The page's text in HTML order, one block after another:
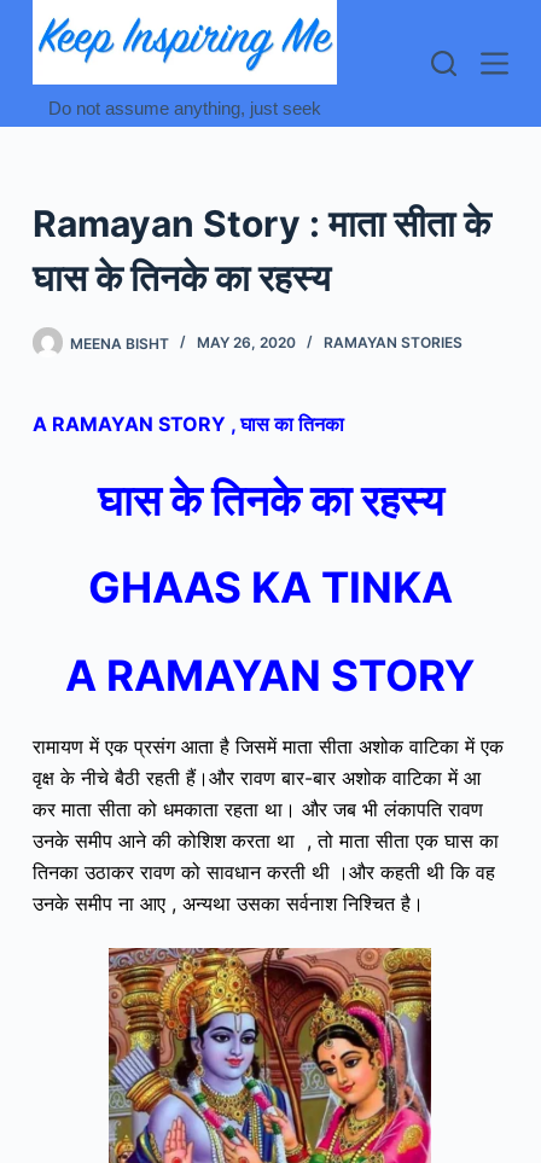
Do not assume anything, just seek
Ramayan Story : माता सीता के
घास के तिनके का रहस्य
MEENA BISHT MAY 26, 2020 RAMAYAN STORIES
A RAMAYAN STORY , घास का तिनका
घास के तिनके का रहस्य
GHAAS KA TINKA
A RAMAYAN STORY
रामायण में एक प्रसंग आता है जिसमें माता सीता अशोक वाटिका में एक
वृक्ष के नीचे बैठी रहती हैं। और रावण बार-बार अशोक वाटिका में आ
कर माता सीता को धमकाता रहता था। और जब भी लंकापति रावण
उनके समीप आने की कोशिश करता था , तो माता सीता एक घास का
तिनका उठाकर रावण को सावधान करती थी । और कहती थी कि वह
उनके समीप ना आए , अन्यथा उसका सर्वनाश निश्चित है।